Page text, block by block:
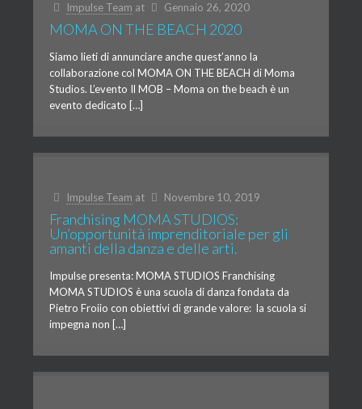
Impulse Team at Gennaio 26, 2020
MOMA ON THE BEACH 2020
Siamo lieti di annunciare anche quest’anno la
collaborazione col MOMA ON THE BEACH di Moma
Studios. L’evento Il MOB – Moma on the beach è un
evento dedicato […]
Impulse Team at Novembre 10, 2019
Franchising MOMA STUDIOS:
Un’opportunità imprenditoriale per gli
amanti della danza e delle arti.
Impulse presenta: MOMA STUDIOS Franchising
MOMA STUDIOS è una scuola di danza fondata da
Pietro Froiio con obiettivi di grande valore: la scuola si
impegna non […]